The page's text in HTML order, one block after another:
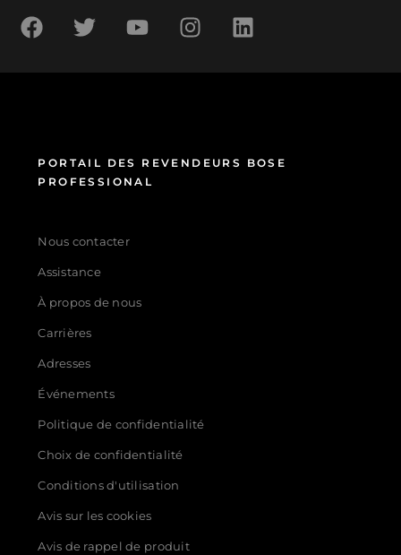
PORTAIL DES REVENDEURS BOSE
PROFESSIONAL
Nous contacter
Assistance
À propos de nous
Carrières
Adresses
Événements
Politique de confidentialité
Choix de confidentialité
Conditions d'utilisation
Avis sur les cookies
Avis de rappel de produit